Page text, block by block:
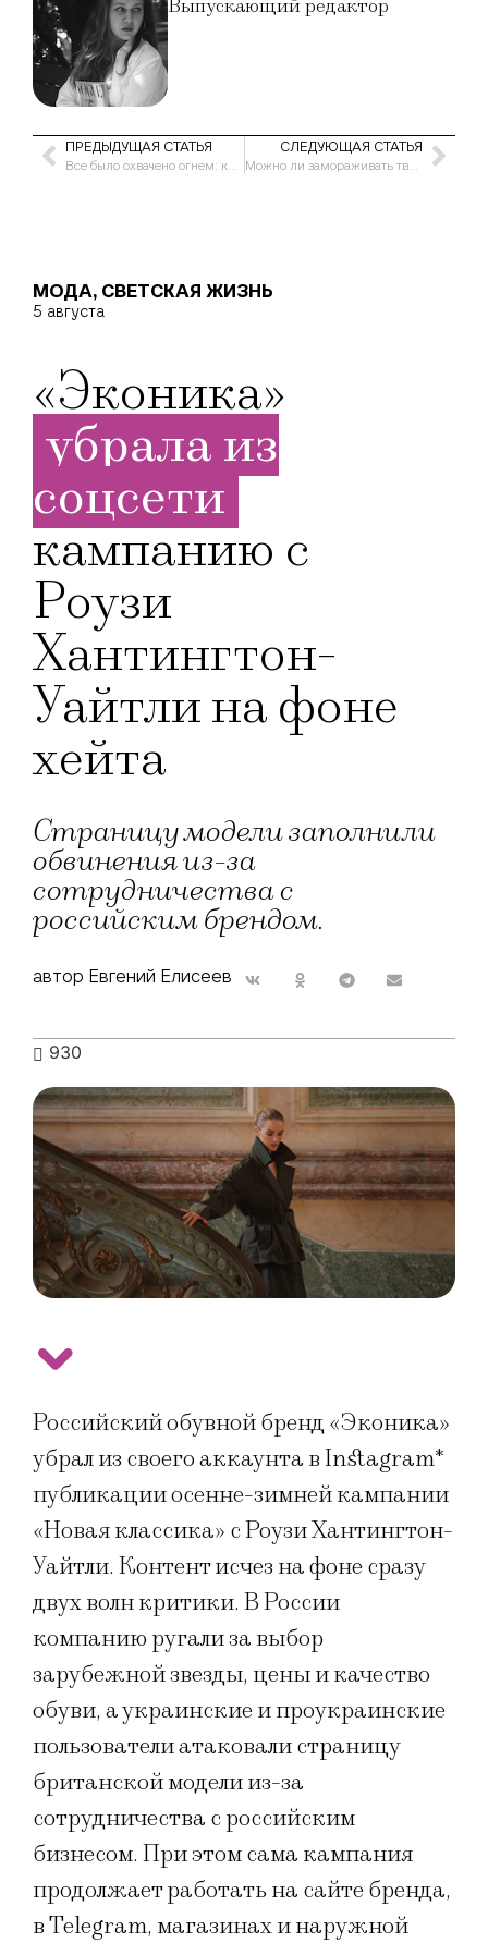
Выпускающий редактор
ПРЕДЫДУЩАЯ СТАТЬЯ
Все было охвачено огнем: концерт Баскова закончился печально
СЛЕДУЮЩАЯ СТАТЬЯ
Можно ли замораживать творог? Советы по заморозке и хранению
МОДА, СВЕТСКАЯ ЖИЗНЬ
5 августа
«Эконика»
убрала из
соцсети
кампанию с
Роузи
Хантингтон-
Уайтли на фоне
хейта
Страницу модели заполнили
обвинения из-за
сотрудничества с
российским брендом.
автор Евгений Елисеев
930
Российский обувной бренд «Эконика»
убрал из своего аккаунта в Instagram*
публикации осенне-зимней кампании
«Новая классика» с Роузи Хантингтон-
Уайтли. Контент исчез на фоне сразу
двух волн критики. В России
компанию ругали за выбор
зарубежной звезды, цены и качество
обуви, а украинские и проукраинские
пользователи атаковали страницу
британской модели из-за
сотрудничества с российским
бизнесом. При этом сама кампания
продолжает работать на сайте бренда,
в Telegram, магазинах и наружной